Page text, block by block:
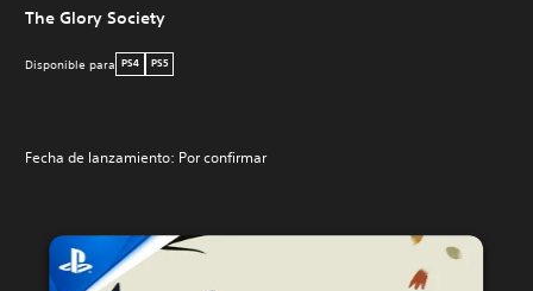
The Glory Society
Disponible para PS4 PS5
Fecha de lanzamiento: Por confirmar